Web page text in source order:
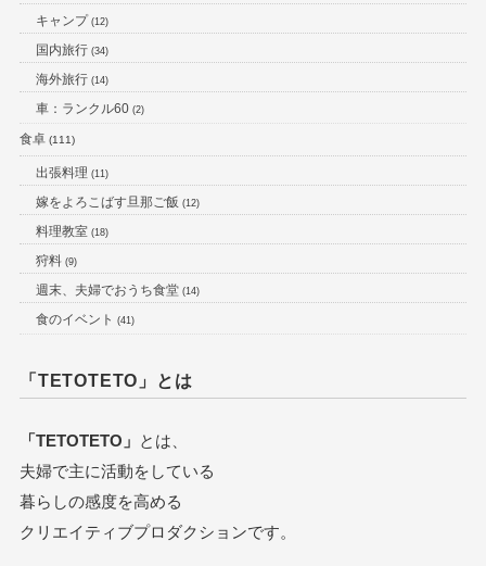
キャンプ (12)
国内旅行(34)
海外旅行(14)
車：ランクル60(2)
食卓(111)
出張料理 (11)
嫁をよろこばす旦那ご飯 (12)
料理教室 (18)
狩料(9)
週末、夫婦でおうち食堂(14)
食のイベント (41)
「TETOTETO」とは
「TETOTETO」 とは、
夫婦で主に活動をしている
暮らしの感度を高める
クリエイティブプロダクションです。